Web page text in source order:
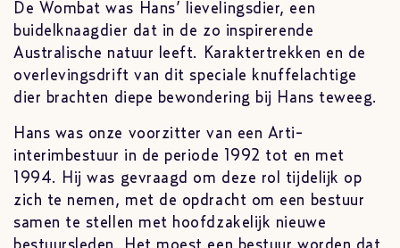
De Wombat was Hans’ lievelingsdier, een
buidelknaagdier dat in de zo inspirerende
Australische natuur leeft. Karaktertrekken en de
overlevingsdrift van dit speciale knuffelachtige
dier brachten diepe bewondering bij Hans teweeg.
Hans was onze voorzitter van een Arti-
interimbestuur in de periode 1992 tot en met
1994. Hij was gevraagd om deze rol tijdelijk op
zich te nemen, met de opdracht om een bestuur
samen te stellen met hoofdzakelijk nieuwe